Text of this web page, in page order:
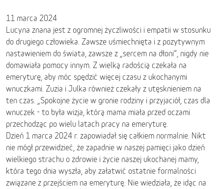
11 marca 2024
Lucyna znana jest z ogromnej życzliwości i empatii w stosunku
do drugiego człowieka. Zawsze uśmiechnięta i z pozytywnym
nastawieniem do świata, zawsze z „sercem na dłoni”, nigdy nie
domawiała pomocy innym. Z wielką radością czekała na
emeryturę, aby móc spędzić więcej czasu z ukochanymi
wnuczkami. Zuzia i Julka również czekały z utęsknieniem na
ten czas. „Spokojne życie w gronie rodziny i przyjaciół, czas dla
wnuczek - to była wizja, którą mama miała przed oczami
przechodząc po wielu latach pracy na emeryturę.
Dzień 1 marca 2024 r. zapowiadał się całkiem normalnie. Nikt
nie mógł przewidzieć, że zapadnie w naszej pamięci jako dzień
wielkiego strachu o zdrowie i życie naszej ukochanej mamy,
która tego dnia wyszła, aby załatwić ostatnie formalności
związane z przejściem na emeryturę. Nie wiedziała, że idąc na